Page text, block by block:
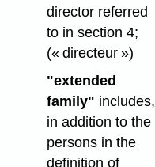
director referred
to in section 4;
(« directeur »)
"extended
family" includes,
in addition to the
persons in the
definition of